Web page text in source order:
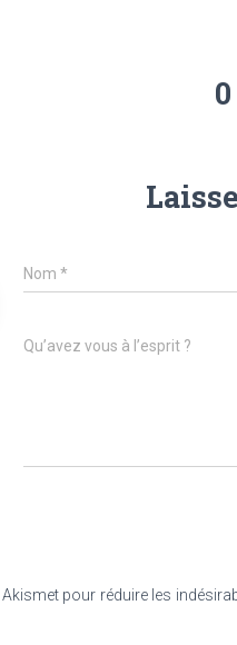
Nom *
Qu’avez vous à l’esprit ?
pour réduire les